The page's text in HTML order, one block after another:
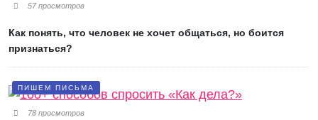
57 просмотров
Как понять, что человек не хочет общаться, но боится
признаться?
ПИШЕМ ПИСЬМА
78 просмотров